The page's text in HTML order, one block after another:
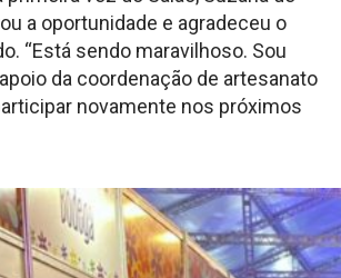
a oportunidade e agradeceu o
“Está sendo maravilhoso. Sou
da coordenação de artesanato
novamente nos próximos